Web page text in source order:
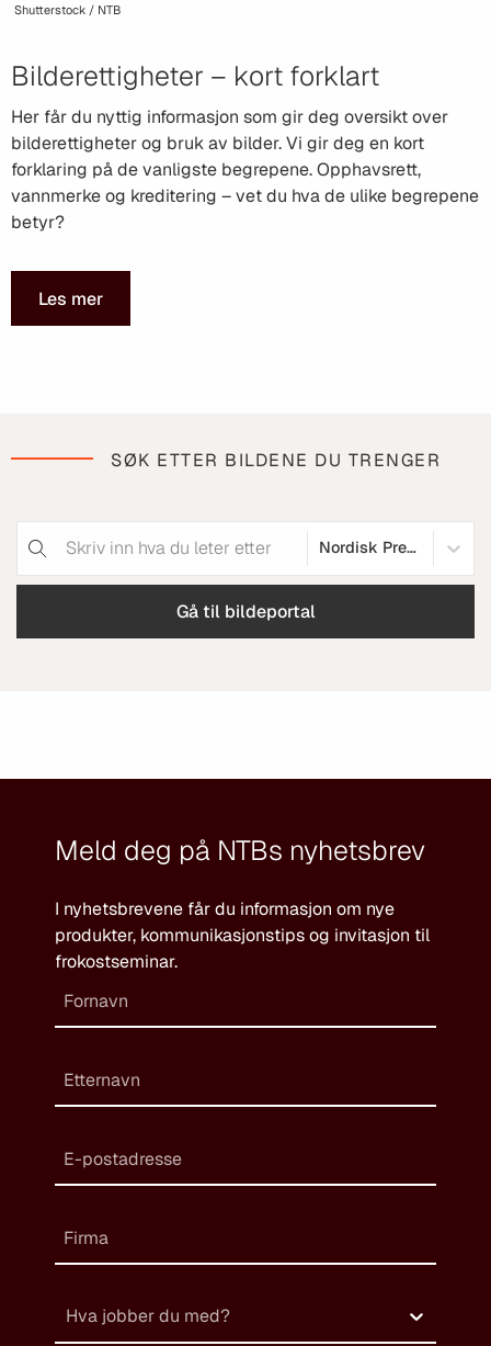
Bilderettigheter – kort forklart
Her får du nyttig informasjon som gir deg oversikt over
bilderettigheter og bruk av bilder. Vi gir deg en kort
forklaring på de vanligste begrepene. Opphavsrett,
vannmerke og kreditering – vet du hva de ulike begrepene
betyr?
Les mer
Shutterstock / NTB
SØK ETTER BILDENE DU TRENGER
Nordisk Premium
Gå til bildeportal
Meld deg på NTBs nyhetsbrev
I nyhetsbrevene får du informasjon om nye
produkter, kommunikasjonstips og invitasjon til
frokostseminar.
Hva jobber du med?